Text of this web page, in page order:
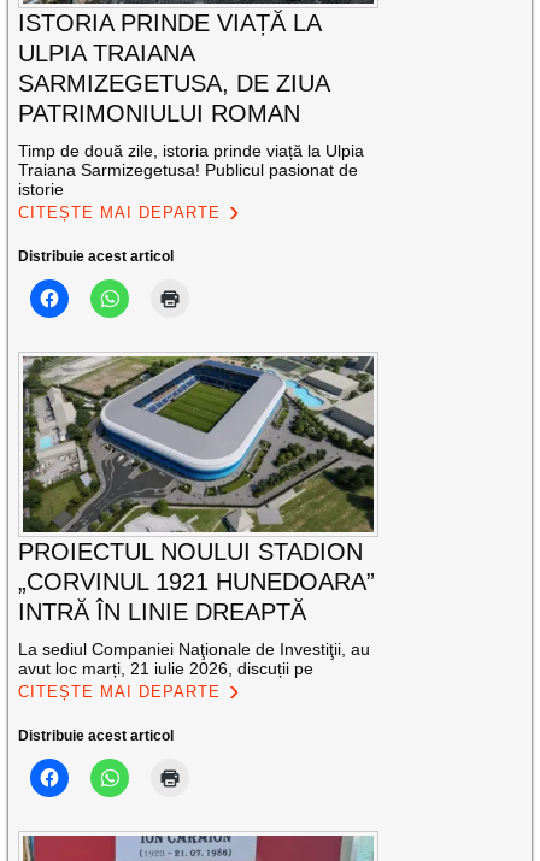
ISTORIA PRINDE VIAȚĂ LA
ULPIA TRAIANA
SARMIZEGETUSA, DE ZIUA
PATRIMONIULUI ROMAN
Timp de două zile, istoria prinde viață la Ulpia
Traiana Sarmizegetusa! Publicul pasionat de
istorie
CITEȘTE MAI DEPARTE
Distribuie acest articol
PROIECTUL NOULUI STADION
„CORVINUL 1921 HUNEDOARA”
INTRĂ ÎN LINIE DREAPTĂ
La sediul Companiei Naţionale de Investiţii, au
avut loc marți, 21 iulie 2026, discuții pe
CITEȘTE MAI DEPARTE
Distribuie acest articol